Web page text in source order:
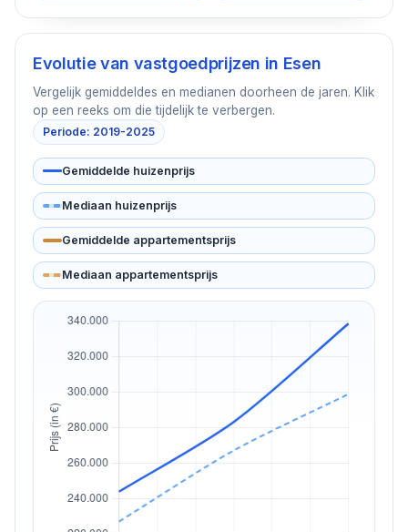
Evolutie van vastgoedprijzen in Esen
Vergelijk gemiddeldes en medianen doorheen de jaren. Klik
op een reeks om die tijdelijk te verbergen.
Periode: 2019-2025
Gemiddelde huizenprijs
Mediaan huizenprijs
Gemiddelde appartementsprijs
Mediaan appartementsprijs